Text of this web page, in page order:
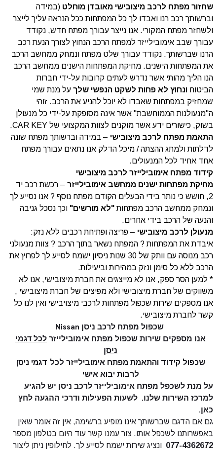
שחזור מפתח לרכב מיצובישי מאובדן מוחלט(במידה
וברשותך רכב רנו ואבדו לך כל המפתחות ככל הנראה עליך לייצר
ולשחזר מפתח המקורי. אנו נייצר עבורך מפתח חדש, נקודד
עבורך שבב אימובילייזר למפתח הרכב הנחוץ לצורך הנעת רכב
הרנו שברשותך. נקודד עבורך שלט מפתח ונמחק ממחשב הרכב
את המפתחות הישנים. מחיקת המפתחות הישנים ממחשב הרכב
הנו הליך מהותי אשר נדרש לעתים קרובות על-ידי חברות
הביטוח ונחוץ לא פחות לשקט הנפשי שלךעל מנת שמי
שמחזיק במפתחות שאבדו לא יוכל להניע את הרכב. זוהי
ה"מנעולנות הממוחשבת" אשר אינה מסופקת על-ידי כל מנעולן
בשוק, כישורים ידע אשר מוקנים לצוות המקצועי של CAR KEY.
התאמת מפתח לרכב מיצובישי– במידה וברשותך מפתח שונה
לדלתות ולמתג ההצתה / מיכל הדלק אנו נתאים עבורך מפתח
אחד אחיד לכל המנעולים.
קידוד מפתח אימובילייזר לרכב מיצובישי
מחיקת מפתחות ישנים ממחשב אימובילייזר– רכשת רכב יד
2, חושש כי נותר בידי הבעלים הקודם מפתח נוסף ? אנו נסייע לך
ונמחק ממחשב הרכב מפתחות "לא מורשים"וכך נסכל גניבה
והנעה של הרכב בידי אחרים.
מנעולן לרכב מיצובישי– פריצה ופתיחת רכבים ללא נזק:
איבדת את המפתחות ? המפתח נשאר בתוך הרכב ? צוות מנעולני
רכב מנוסה עם וותק של 30 שנות ניסיון ישמח לסייע לך לפרוץ את
הרכב ללא כל סימן ונזק במהירות וביעילות.
* למען הסר ספק, אנו לא מייצגים את חברת מיצובישי, אנו לא
משווקים של חברת מיצובישי ולא מפיצים של חברת מיצובישי ,
אנו מספקים שירות שכפול מפתחות לרכבי מיצויבישי ואין לנו כל
קשר לחברת מיצובישי.
שכפול מפתח לרכב ניסן Nissan
אנו מספקים שירות שכפול מפתח אימובילייזרלכל דגמי
ניסן
שכפול קידוד והתאמת מפתח אימובילייזר לכל דגמי ניסן
לרבות יבוא אישי
על מנת לשכפל מפתח אימובילייזר לרכב ניסן יש להגיע
למרכז השירות שלנו. לשעות הפעילות ודרכי ההגעה לחץ
כאן.
גם אם הדגם שברשותך אינו מופיע ברשימה, אין זה אומר שאין
באפשרותנו לשכפל אותו. צור עמנו קשר עוד היום בטלפון מספר
077-4362672
ונציג שירות ישמח לסייע לך. לחילופין ניתן ליצור